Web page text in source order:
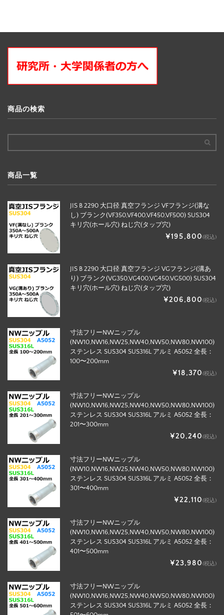
商品の検索
商品一覧
JIS B 2290 大口径 真空フランジ VFフランジ(溝な
し) ブランク(VF350,VF400,VF450,VF500) SUS304
キリ穴(ホール穴) ねじ穴(タップ穴)
¥195,800(税込)
JIS B 2290 大口径 真空フランジ VGフランジ(溝あ
り) ブランク(VG350,VG400,VG450,VG500) SUS304
キリ穴(ホール穴) ねじ穴(タップ穴)
¥206,800(税込)
寸法フリーNWニップル
(NW10,NW16,NW25,NW40,NW50,NW80,NW100)
ステンレス SUS304 SUS316L アルミ A5052 全長：
100〜200mm
¥18,370(税込)
寸法フリーNWニップル
(NW10,NW16,NW25,NW40,NW50,NW80,NW100)
ステンレス SUS304 SUS316L アルミ A5052 全長：
201〜300mm
¥20,240(税込)
寸法フリーNWニップル
(NW10,NW16,NW25,NW40,NW50,NW80,NW100)
ステンレス SUS304 SUS316L アルミ A5052 全長：
301〜400mm
¥22,110(税込)
寸法フリーNWニップル
(NW10,NW16,NW25,NW40,NW50,NW80,NW100)
ステンレス SUS304 SUS316L アルミ A5052 全長：
401〜500mm
¥23,980(税込)
寸法フリーNWニップル
(NW10,NW16,NW25,NW40,NW50,NW80,NW100)
ステンレス SUS304 SUS316L アルミ A5052 全長：